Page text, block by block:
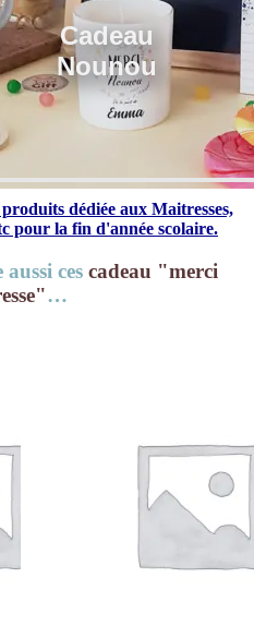
Cadeau
Nounou
dédiée aux Maitresses,
pour la fin d'année scolaire.
ces cadeau "merci
…